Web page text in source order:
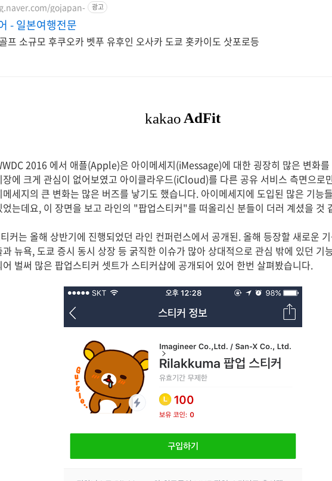
gojapan- 광고
- 일본여행전문
프 소규모 후쿠오카 벳푸 유후인 오사카 도쿄 홋카이도 삿포로등
2016 에서 애플(Apple)은 아이메세지(iMessage)에 대한 굉장히 많은 변화
장에 크게 관심이 없어보였고 아이클라우드(iCloud)를 다른 공유 서비스 측면으로
세지의 큰 변화는 많은 버즈를 낳기도 했습니다. 아이메세지에 도입된 많은 기능
었는데요, 이 장면을 보고 라인의 "팝업스티커"를 떠올리신 분들이 더러 계셨을 것
커는 올해 상반기에 진행되었던 라인 컨퍼런스에서 공개된. 올해 등장할 새로운
뉴욕, 도쿄 증시 동시 상장 등 굵직한 이슈가 많아 상대적으로 관심 밖에 있던 기
벌써 많은 팝업스티커 셋트가 스티커샵에 공개되어 있어 한번 살펴봤습니다.